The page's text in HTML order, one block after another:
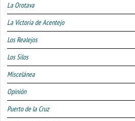
La Orotava
La Victoria de Acentejo
Los Realejos
Los Silos
Miscelánea
Opinión
Puerto de la Cruz